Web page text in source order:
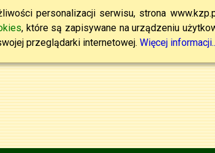
personalizacji serwisu, strona
, które są zapisywane na urządzeniu
przeglądarki internetowej. Więcej